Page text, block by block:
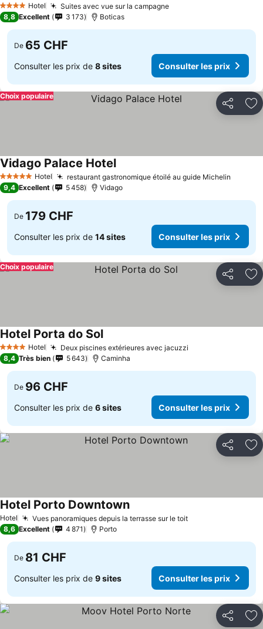
4 Étoiles Hotel Suites avec vue sur la campagne
8,8 Excellent 3 173 Boticas
De 65 CHF
Consulter les prix de 8 sites Consulter les prix
Partager
Choix populaire
5 Étoiles Hotel restaurant gastronomique étoilé au guide Michelin
Vidago Palace Hotel
9,4 Excellent 5 458 Vidago
De 179 CHF
Consulter les prix de 14 sites Consulter les prix
Partager
Choix populaire
4 Étoiles Hotel Deux piscines extérieures avec jacuzzi
Hotel Porta do Sol
8,4 Très bien 5 643 Caminha
De 96 CHF
Consulter les prix de 6 sites Consulter les prix
Partager
Hotel Vues panoramiques depuis la terrasse sur le toit
Hotel Porto Downtown
8,6 Excellent 4 871 Porto
De 81 CHF
Consulter les prix de 9 sites Consulter les prix
Partager